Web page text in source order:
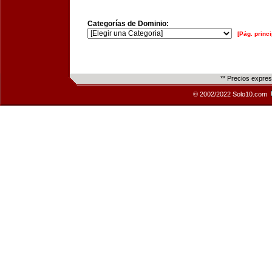
Categorías de Dominio:
[Pág.
** Precios
© 2002/2022 Solo10.com